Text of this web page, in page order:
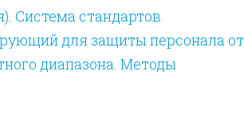
Система стандартов
для защиты персонала от
диапазона. Методы